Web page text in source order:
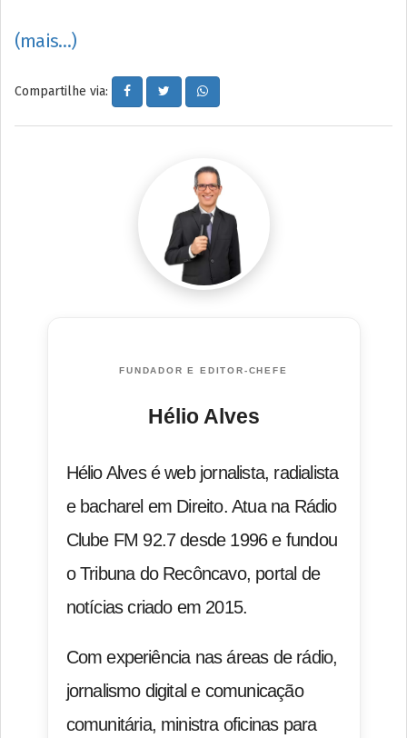
(mais…)
Compartilhe via:
FUNDADOR E EDITOR-CHEFE
Hélio Alves
Hélio Alves é web jornalista, radialista
e bacharel em Direito. Atua na Rádio
Clube FM 92.7 desde 1996 e fundou
o Tribuna do Recôncavo, portal de
notícias criado em 2015.
Com experiência nas áreas de rádio,
jornalismo digital e comunicação
comunitária, ministra oficinas para